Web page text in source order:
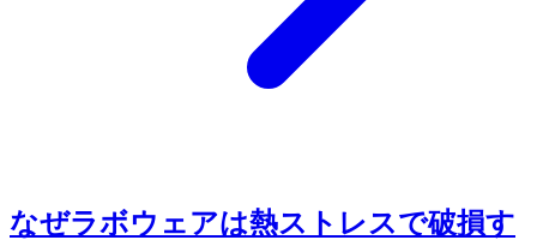
なぜラボウェアは熱ストレスで破損す